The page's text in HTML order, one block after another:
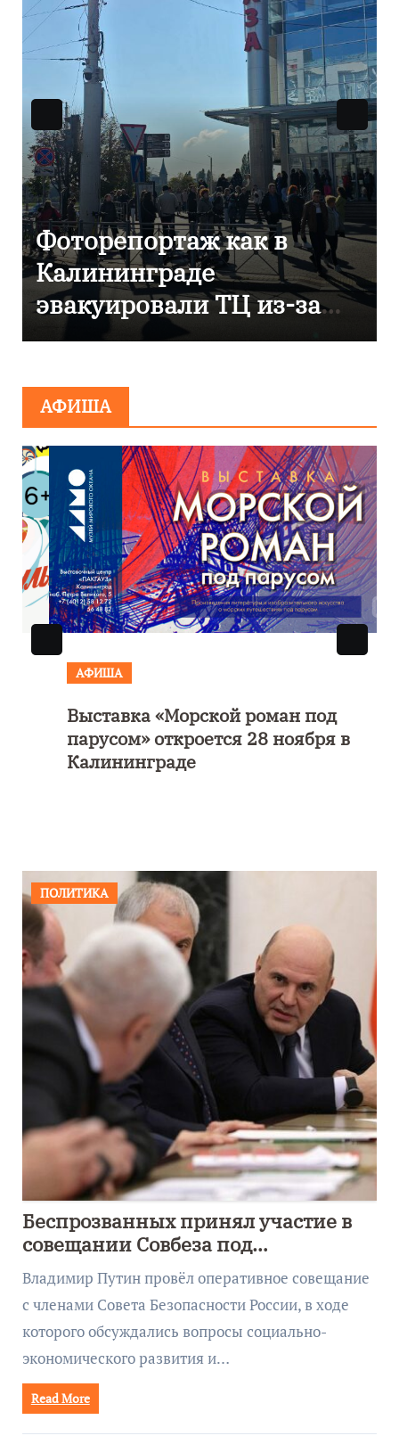
В Калининграде
отметили 80-летие
компании «Россети
Янтарь»
АФИША
АФИША
Выставка «Морской роман под
парусом» откроется 28 ноября в
Калининграде
ПОЛИТИКА
Беспрозванных принял участие в
совещании Совбеза под
руководством Путина
Владимир Путин провёл оперативное совещание
с членами Совета Безопасности России, в ходе
которого обсуждались вопросы социально-
экономического развития и…
Read More